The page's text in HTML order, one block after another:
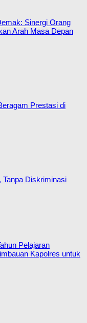
Sinergi Orang
Arah Masa Depan
Prestasi di
Tanpa Diskriminasi
Pelajaran
Kapolres untuk